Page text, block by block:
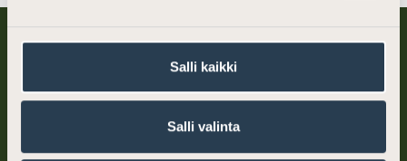
Salli kaikki
Salli valinta